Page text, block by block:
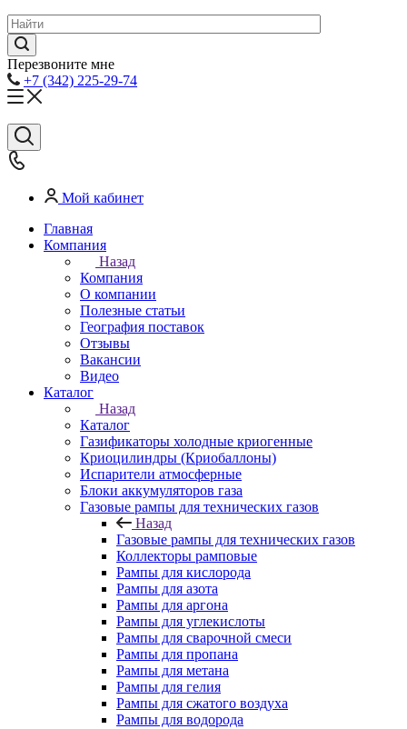
Перезвоните мне
+7 (342) 225-29-74
Мой кабинет
Главная
Компания
Назад
Компания
О компании
Полезные статьи
География поставок
Отзывы
Вакансии
Видео
Каталог
Назад
Каталог
Газификаторы холодные криогенные
Криоцилиндры (Криобаллоны)
Испарители атмосферные
Блоки аккумуляторов газа
Газовые рампы для технических газов
Назад
Газовые рампы для технических газов
Коллекторы рамповые
Рампы для кислорода
Рампы для азота
Рампы для аргона
Рампы для углекислоты
Рампы для сварочной смеси
Рампы для пропана
Рампы для метана
Рампы для гелия
Рампы для сжатого воздуха
Рампы для водорода